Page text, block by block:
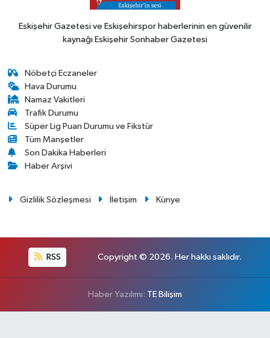
Eskişehir Gazetesi ve Eskişehirspor haberlerinin en güvenilir
kaynağı Eskişehir Sonhaber Gazetesi
Nöbetçi Eczaneler
Hava Durumu
Namaz Vakitleri
Trafik Durumu
Süper Lig Puan Durumu ve Fikstür
Tüm Manşetler
Son Dakika Haberleri
Haber Arşivi
Gizlilik Sözleşmesi İletişim Künye
RSS Copyright © 2026. Her hakkı saklıdır.
Haber Yazılımı: TE Bilişim